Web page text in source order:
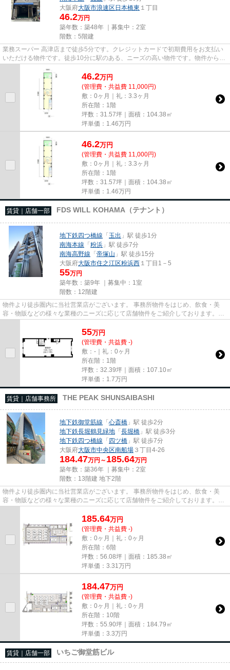
大阪府大阪市浪速区日本橋東 １丁目
46.2万円
築年数：築48年 ｜募集中： 2室
階数：5階建
業務スーパー 高津店まで徒歩5分です。クレジットカードで初期費用をお支払い
いただける物件です。徒歩10分に駅のある、ニーズの高い物件です。物件から駐
車場までの距離は200mです。
46.2万円
(管理費・共益費 11,000円)
敷：0ヶ月｜礼：3.3ヶ月
所在階：1階
坪数：31.57坪｜面積：104.38㎡
坪単価： 1.46万円
46.2万円
(管理費・共益費 11,000円)
敷：0ヶ月｜礼：3.3ヶ月
所在階：1階
坪数：31.57坪｜面積：104.38㎡
坪単価： 1.46万円
賃貸｜店舗一部 FDS WILL KOHAMA（テナント）
地下鉄四つ橋線 「玉出 」駅 徒歩1分
南海本線 「粉浜 」駅 徒歩7分
南海高野線 「帝塚山 」駅 徒歩15分
大阪府大阪市住之江区粉浜西 １丁目1－5
55万円
築年数：築9年 ｜募集中： 1室
階数：12階建
物件より徒歩圏内に当社営業店がございます。 事務所物件をはじめ、飲食・美
容・物販などの様々な業種のニーズに応じて店舗物件をご紹介しております。
尚、弊社ではおとり広告は一切...
55万円
(管理費・共益費 -)
敷：-｜礼：0ヶ月
所在階：1階
坪数：32.39坪｜面積：107.10㎡
坪単価： 1.7万円
賃貸｜店舗事務所 THE PEAK SHUNSAIBASHI
地下鉄御堂筋線 「心斎橋 」駅 徒歩2分
地下鉄長堀鶴見緑地 「長堀橋 」駅 徒歩3分
地下鉄四つ橋線 「四ツ橋 」駅 徒歩7分
大阪府大阪市中央区南船場 ３丁目4-26
184.47万円～ 185.64万円
築年数：築36年 ｜募集中： 2室
階数：13階建 地下2階
物件より徒歩圏内に当社営業店がございます。 事務所物件をはじめ、飲食・美
容・物販などの様々な業種のニーズに応じて店舗物件をご紹介しております。
尚、弊社ではおとり広告は一切...
185.64万円
(管理費・共益費 -)
敷：0ヶ月｜礼：0ヶ月
所在階：6階
坪数：56.08坪｜面積：185.38㎡
坪単価： 3.31 万円
184.47万円
(管理費・共益費 -)
敷：0ヶ月｜礼：0ヶ月
所在階：10階
坪数：55.90坪｜面積：184.79㎡
坪単価： 3.3万円
賃貸｜店舗一部 いちご御堂筋ビル